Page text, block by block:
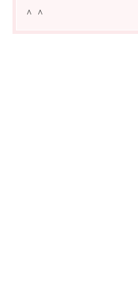
＾＾